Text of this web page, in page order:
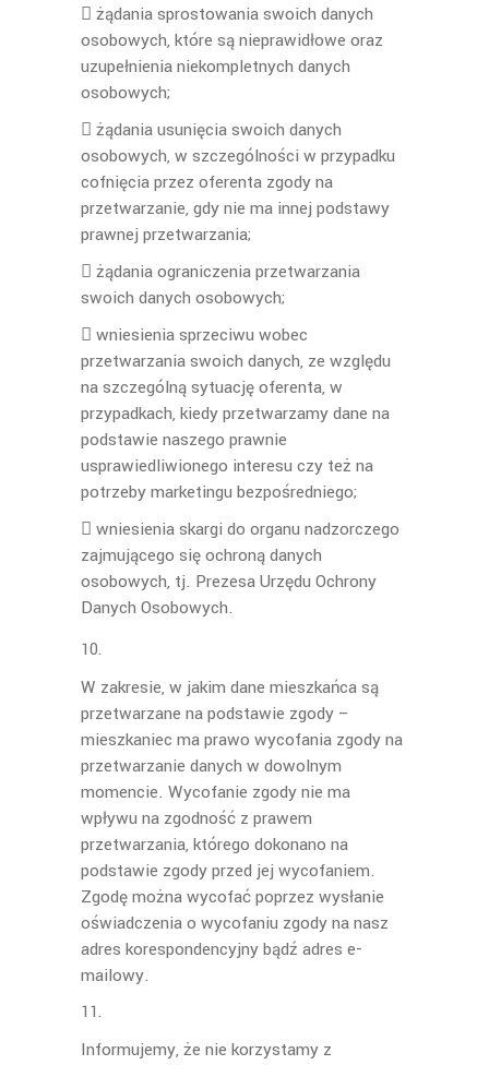
 żądania sprostowania swoich danych
osobowych, które są nieprawidłowe oraz
uzupełnienia niekompletnych danych
osobowych;
 żądania usunięcia swoich danych
osobowych, w szczególności w przypadku
cofnięcia przez oferenta zgody na
przetwarzanie, gdy nie ma innej podstawy
prawnej przetwarzania;
 żądania ograniczenia przetwarzania
swoich danych osobowych;
 wniesienia sprzeciwu wobec
przetwarzania swoich danych, ze względu
na szczególną sytuację oferenta, w
przypadkach, kiedy przetwarzamy dane na
podstawie naszego prawnie
usprawiedliwionego interesu czy też na
potrzeby marketingu bezpośredniego;
 wniesienia skargi do organu nadzorczego
zajmującego się ochroną danych
osobowych, tj. Prezesa Urzędu Ochrony
Danych Osobowych.
W zakresie, w jakim dane mieszkańca są
przetwarzane na podstawie zgody –
mieszkaniec ma prawo wycofania zgody na
przetwarzanie danych w dowolnym
momencie. Wycofanie zgody nie ma
wpływu na zgodność z prawem
przetwarzania, którego dokonano na
podstawie zgody przed jej wycofaniem.
Zgodę można wycofać poprzez wysłanie
oświadczenia o wycofaniu zgody na nasz
adres korespondencyjny bądź adres e-
mailowy.
Informujemy, że nie korzystamy z